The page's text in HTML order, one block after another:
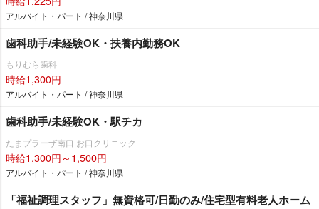
アルバイト・パート / 神奈川県
歯科助手/未経験OK・扶養内勤務OK
もりむら歯科
時給1,300円
アルバイト・パート / 神奈川県
歯科助手/未経験OK・駅チカ
たまプラーザ南口 お口クリニック
時給1,300円～1,500円
アルバイト・パート / 神奈川県
「福祉調理スタッフ」無資格可/日勤のみ/住宅型有料老人ホーム